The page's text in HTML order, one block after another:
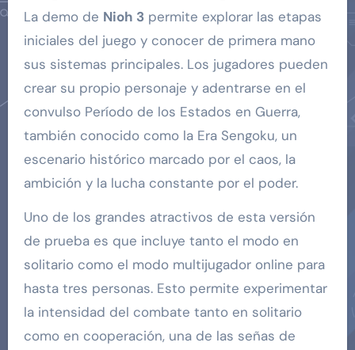
La demo de Nioh 3permite explorar las etapas
iniciales del juego y conocer de primera mano
sus sistemas principales. Los jugadores pueden
crear su propio personaje y adentrarse en el
convulso Período de los Estados en Guerra,
también conocido como la Era Sengoku, un
escenario histórico marcado por el caos, la
ambición y la lucha constante por el poder.
Uno de los grandes atractivos de esta versión
de prueba es que incluye tanto el modo en
solitario como el modo multijugador online para
hasta tres personas. Esto permite experimentar
la intensidad del combate tanto en solitario
como en cooperación, una de las señas de